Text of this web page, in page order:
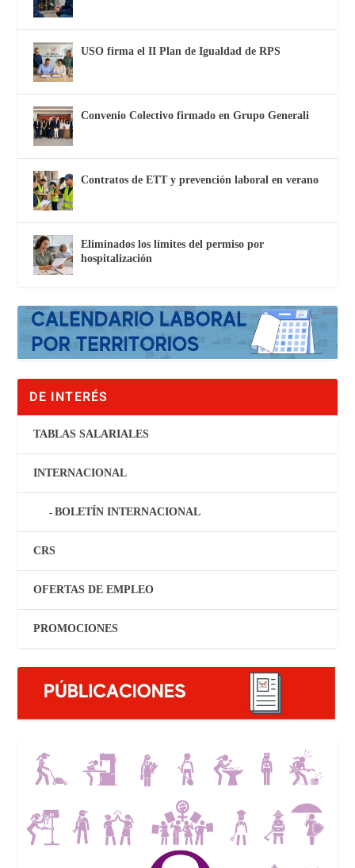
USO firma el II Plan de Igualdad de RPS
Convenio Colectivo firmado en Grupo Generali
Contratos de ETT y prevención laboral en verano
Eliminados los límites del permiso por
hospitalización
DE INTERÉS
TABLAS SALARIALES
INTERNACIONAL
BOLETÍN INTERNACIONAL
CRS
OFERTAS DE EMPLEO
PROMOCIONES